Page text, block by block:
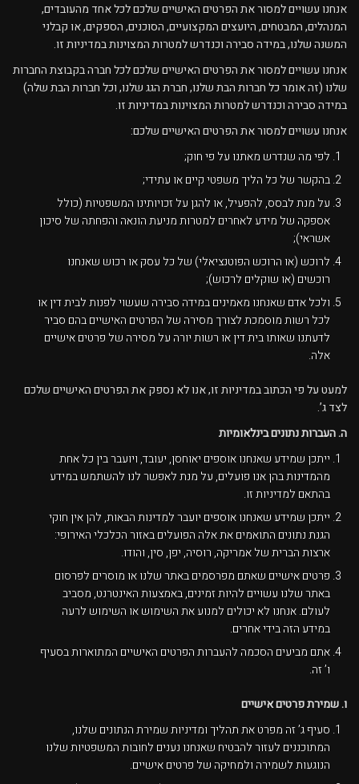
אנחנו עשויים למסור את הפרטים האישיים שלכם לכל אחד מהעובדים,
המנהלים, המבטחים, היועצים המקצועיים, הסוכנים, הספקים, או קבלני
המשנה שלנו, במידה סבירה וכנדרש למטרות המצוינות במדיניות זו.
אנחנו עשויים למסור את הפרטים האישיים שלכם לכל חברה בקבוצת החברות
שלנו (זה אומר כל חברות הבת שלנו, חברת הגג שלנו, וכל חברות הבת שלה)
במידה סבירה וכנדרש למטרות המצוינות במדיניות זו.
אנחנו עשויים למסור את הפרטים האישיים שלכם:
לפי מה שנדרש מאתנו על פי חוק;
בהקשר של כל הליך משפטי קיים או עתידי;
על מנת לבסס, להפעיל, או להגן על זכויותינו המשפטיות (כולל
אספקה של מידע לאחרים למטרות מניעת הונאה והפחתה של סיכון
אשראי);
לרוכש (או הרוכש הפוטנציאלי) של כל עסק או רכוש שאנחנו
רוכשים (או שוקלים לרכוש);
ולכל אדם שאנחנו מאמינים במידה סבירה שעשוי לפנות לבית דין או
לכל רשות מוסמכת לצורך מסירה של הפרטים האישיים בהם סביר
לדעתנו שאותו בית דין או רשות יורה על מסירה של פרטים אישיים
אלה.
למעט על פי הכתוב במדיניות זו, אנו לא נספק את הפרטים האישיים שלכם
לצד ג’.
ה. העברות נתונים בינלאומיות
ייתכן שמידע שאנחנו אוספים יאוחסן, יעובד, ויועבר בין כל אחת
מהמדינות בהן אנו פועלים, על מנת לאפשר לנו להשתמש במידע
בהתאם למדיניות זו.
ייתכן שמידע שאנחנו אוספים יועבר למדינות הבאות, להן אין חוקי
הגנת נתונים התואמים את אלה הפועלים באזור הכלכלי האירופי:
ארצות הברית של אמריקה, רוסיה, יפן, סין, והודו.
פרטים אישיים שאתם מפרסמים באתר שלנו או מוסרים לפרסום
באתר שלנו עשויים להיות זמינים, באמצעות האינטרנט, מסביב
לעולם. אנחנו לא יכולים למנוע את השימוש או השימוש לרעה
במידע הזה בידי אחרים.
אתם מביעים הסכמה להעברות הפרטים האישיים המתוארות בסעיף
ו’ זה.
ו. שמירת פרטים אישיים
סעיף ג’ זה מפרט את תהליך ומדיניות שמירת הנתונים שלנו,
המתוכננים לעזור להבטיח שאנחנו נענים לחובות המשפטיות שלנו
הנוגעות לשמירה ולמחיקה של פרטים אישיים.